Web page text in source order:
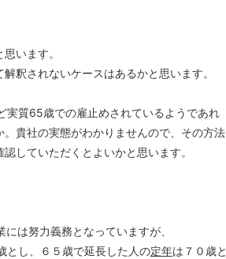
います。
解釈されないケースはあるかと思います。
実質65歳での雇止めされているようであれ
貴社の実態がわかりませんので、その方法
認していただくとよいかと思います。
は努力義務となっていますが、
とし、６５歳で延長した人の定年は７０歳と